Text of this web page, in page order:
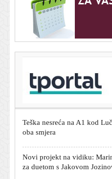
Dalić postaje najplaćeniji
koji je na svjetskoj ljestvici
oba smjera
za duetom s Jakovom